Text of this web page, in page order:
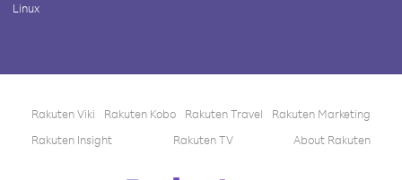
Linux
Rakuten Viki Rakuten Kobo Rakuten Travel
Rakuten Marketing
Rakuten Insight
Rakuten TV About Rakuten